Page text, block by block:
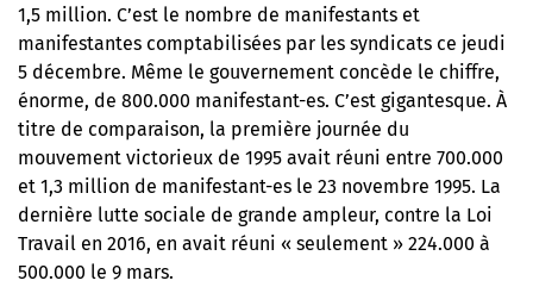
1,5 million. C’est le nombre de manifestants et
manifestantes comptabilisées par les syndicats ce jeudi
5 décembre. Même le gouvernement concède le chiffre,
énorme, de 800.000 manifestant-es. C’est gigantesque. À
titre de comparaison, la première journée du
mouvement victorieux de 1995 avait réuni entre 700.000
et 1,3 million de manifestant-es le 23 novembre 1995. La
dernière lutte sociale de grande ampleur, contre la Loi
Travail en 2016, en avait réuni « seulement » 224.000 à
500.000 le 9 mars.